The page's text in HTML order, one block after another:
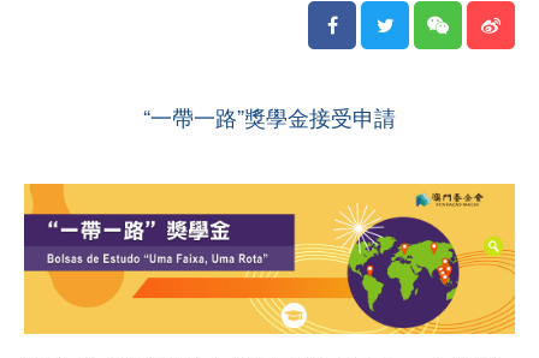
“一帶一路”獎學金接受申請